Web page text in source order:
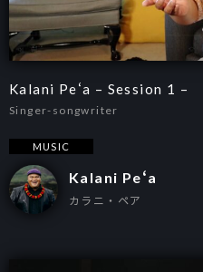
Kalani Peʻa – Session 1 –
Singer-songwriter
MUSIC
Kalani Peʻa
カラニ・ペア